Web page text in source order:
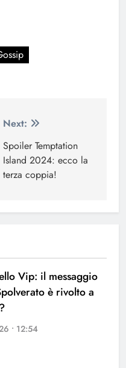
Next:
Spoiler Temptation
Island 2024: ecco la
terza coppia!
Vip: il messaggio
è rivolto a
• 12:54